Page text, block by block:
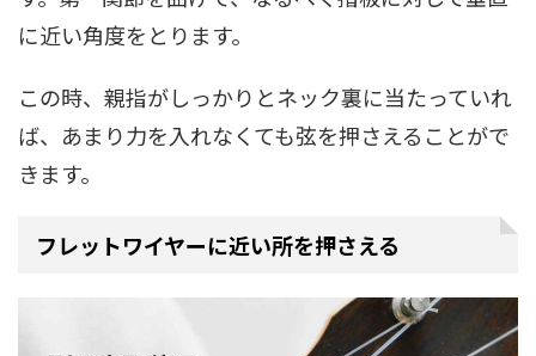
に近い角度をとります。
この時、親指がしっかりとネック裏に当たっていれ
ば、あまり力を入れなくても弦を押さえることがで
きます。
フレットワイヤーに近い所を押さえる